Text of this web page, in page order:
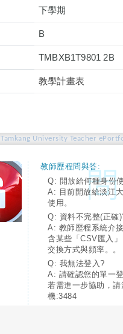
下學期
B
TMBXB1T9801 2B
教學計畫表
Tamkang University Teacher
教師歷程問與答:
Q: 開放給何種身份
A: 目前開放給淡江
使用。
Q: 資料不完整(正確
A: 教師歷程系統介
含某些「CSV匯入
交換方式與頻率。。
Q: 我無法登入?
A: 請確認您的單一
若需進一步協助，
機:3484